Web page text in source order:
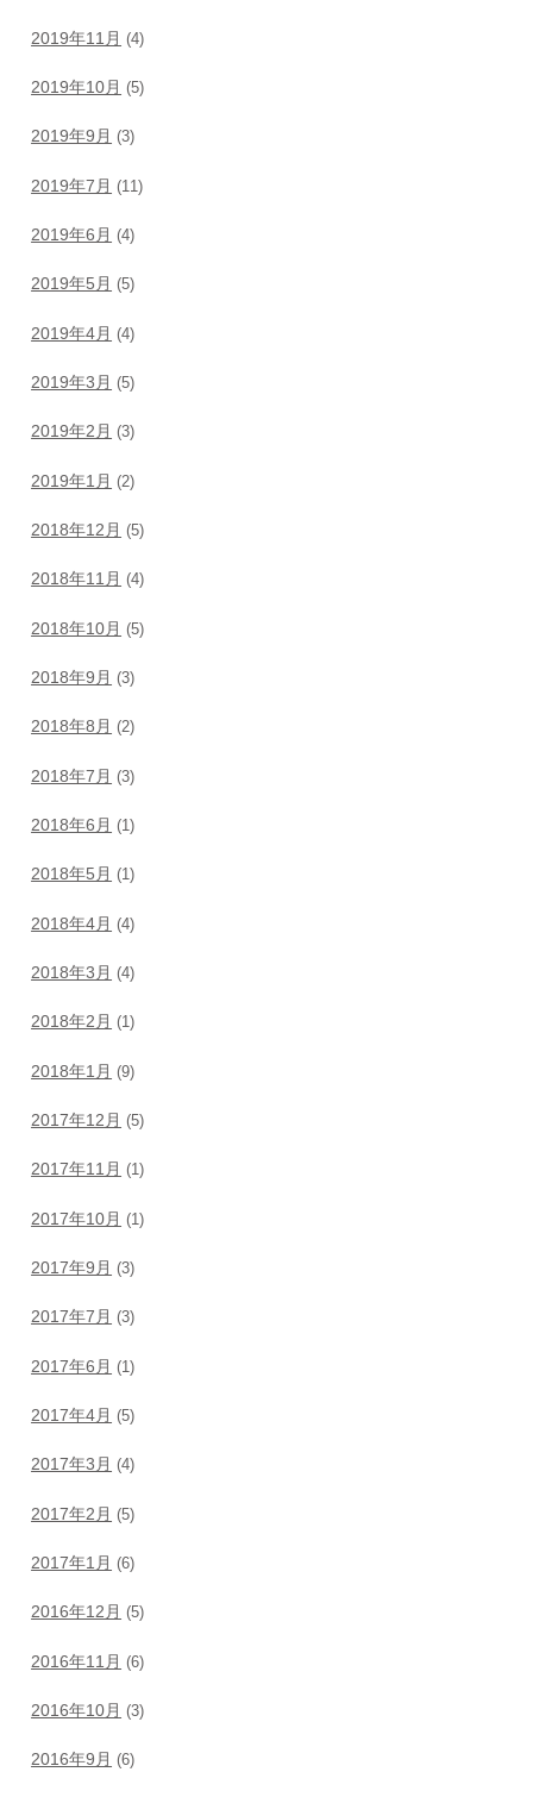
2019年11月 (4)
2019年10月 (5)
2019年9月 (3)
2019年7月 (11)
2019年6月 (4)
2019年5月 (5)
2019年4月 (4)
2019年3月 (5)
2019年2月 (3)
2019年1月 (2)
2018年12月 (5)
2018年11月 (4)
2018年10月 (5)
2018年9月 (3)
2018年8月 (2)
2018年7月 (3)
2018年6月 (1)
2018年5月 (1)
2018年4月 (4)
2018年3月 (4)
2018年2月 (1)
2018年1月 (9)
2017年12月 (5)
2017年11月 (1)
2017年10月 (1)
2017年9月 (3)
2017年7月 (3)
2017年6月 (1)
2017年4月 (5)
2017年3月 (4)
2017年2月 (5)
2017年1月 (6)
2016年12月 (5)
2016年11月 (6)
2016年10月 (3)
2016年9月 (6)